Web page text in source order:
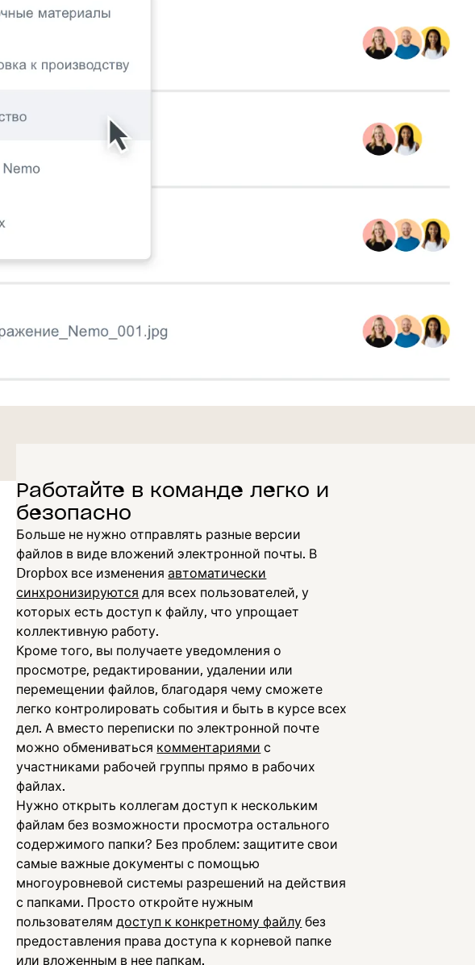
Работайте в команде легко и
безопасно
Больше не нужно отправлять разные версии
файлов в виде вложений электронной почты. В
Dropbox все измененияавтоматически
синхронизируются для всех пользователей, у
которых есть доступ к файлу, что упрощает
коллективную работу.
Кроме того, вы получаете уведомления о
просмотре, редактировании, удалении или
перемещении файлов, благодаря чему сможете
легко контролировать события и быть в курсе всех
дел. А вместо переписки по электронной почте
можно обмениваться комментариями с
участниками рабочей группы прямо в рабочих
файлах.
Нужно открыть коллегам доступ к нескольким
файлам без возможности просмотра остального
содержимого папки? Без проблем: защитите свои
самые важные документы с помощью
многоуровневой системы разрешений на действия
с папками. Просто откройте нужным
пользователямдоступ к конкретному файлу без
предоставления права доступа к корневой папке
или вложенным в нее папкам.